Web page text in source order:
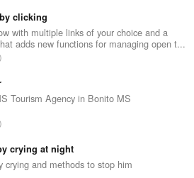
clicking
with multiple links of your choice and a
adds new functions for managing open t...
Tourism Agency in Bonito MS
crying at night
crying and methods to stop him